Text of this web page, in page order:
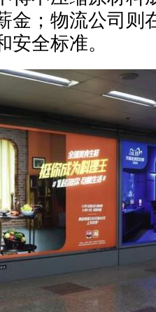
金；物流公司则
安全标准。